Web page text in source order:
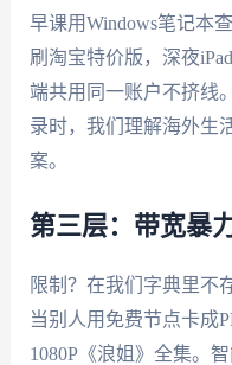
早课用Windows笔记本
刷淘宝特价版，深夜
端共用同一账户不挤线
录时，我们理解海外生
案。
第三层：带宽暴
限制？在我们字典里不
当别人用免费节点卡成
1080P《浪姐》全集。